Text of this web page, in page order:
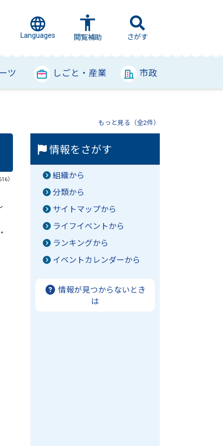
Languages 閲覧補助 さがす
ツ しごと・産業 市政
もっと見る（全2件）
）
情報をさがす
組織から
分類から
サイトマップから
ライフイベントから
ランキングから
イベントカレンダーから
情報が見つからないとき
は